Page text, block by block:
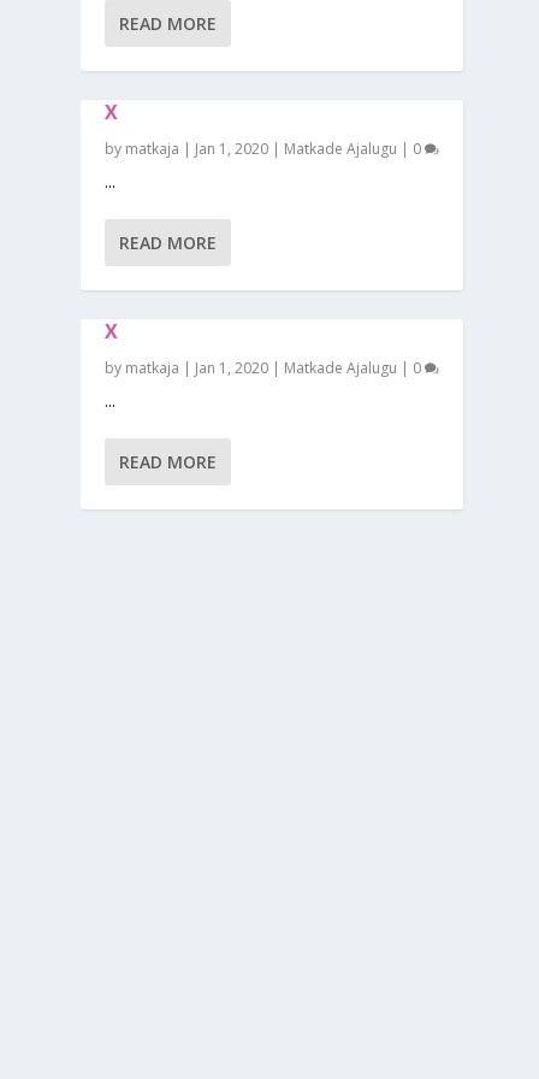
READ MORE
X
by matkaja | Jan 1, 2020 | Matkade Ajalugu | 0
...
READ MORE
X
by matkaja | Jan 1, 2020 | Matkade Ajalugu | 0
...
READ MORE